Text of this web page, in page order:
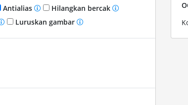
Antialias
Hilangkan bercak
Luruskan gambar